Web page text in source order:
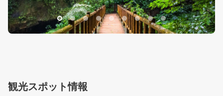
観光スポット情報